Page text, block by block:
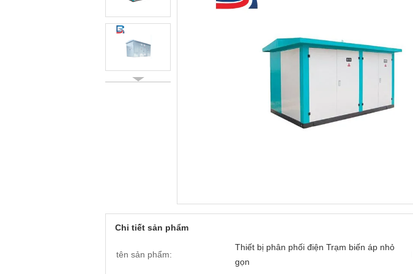
Chi tiết sản phẩm
tên sản phẩm:
Thiết bị phân phối điện Trạm biến áp nhỏ
gọn